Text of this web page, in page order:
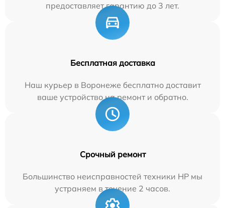
предоставляет гарантию до 3 лет.
Бесплатная доставка
Наш курьер в Воронеже бесплатно доставит
ваше устройство на ремонт и обратно.
Срочный ремонт
Большинство неисправностей техники HP мы
устраняем в течение 2 часов.